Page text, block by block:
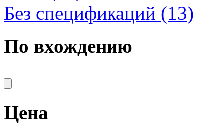
Без спецификаций (13)
По вхождению
Цена